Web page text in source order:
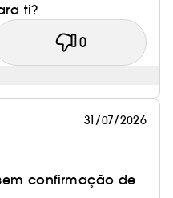
ti?
0
31/07/2026
confirmação de